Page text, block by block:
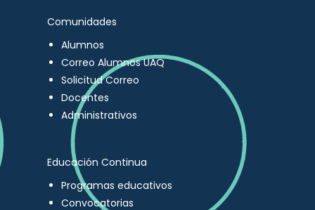
Comunidades
Alumnos
Correo Alumnos UAQ
Solicitud Correo
Docentes
Administrativos
Educación Continua
Programas educativos
Convocatorias